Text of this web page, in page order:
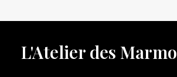
L'Atelier des